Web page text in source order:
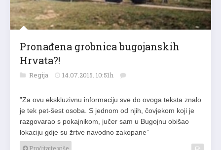
Pronađena grobnica bugojanskih
Hrvata?!
Regija 14.07.2015. 10:51h
”Za ovu ekskluzivnu informaciju sve do ovoga teksta znalo
je tek pet-šest osoba. S jednom od njih, čovjekom koji je
razgovarao s pokajnikom, jučer sam u Bugojnu obišao
lokaciju gdje su žrtve navodno zakopane”
Pročitajte više